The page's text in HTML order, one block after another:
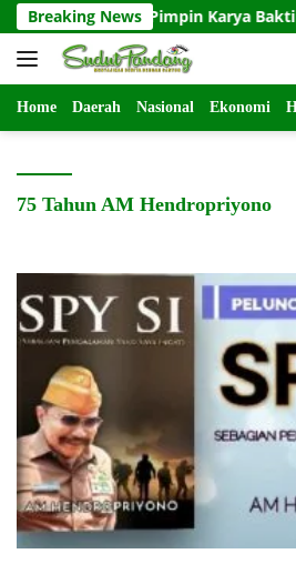
Langsung
ke
konten
Breaking News
26 Tosari Pimpin Karya Bakti
Home Daerah Nasional Ekonomi
75 Tahun AM Hendropriyono